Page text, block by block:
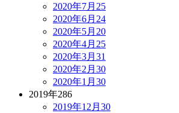
2020年7月 25
2020年6月 24
2020年5月 20
2020年4月 25
2020年3月 31
2020年2月 30
2020年1月 30
2019年286
2019年12月 30